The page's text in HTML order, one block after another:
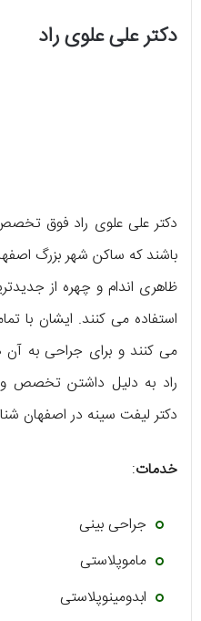
دکتر علی علوی راد
دکتر علی علوی راد فوق
باشند که ساکن شهر بزرگ
ظاهری اندام و چهره از
استفاده می کنند. ایشان با
می کنند و برای جراحی به
راد به دلیل داشتن تخصص و
دکتر لیفت سینه در اصفهان
خدمات:
جراحی بینی
ماموپلاستی
ابدومینوپلاستی